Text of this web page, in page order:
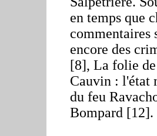
en temps que
commentaires
encore des
[8], La folie de
Cauvin : l'état
du feu
Bompard [12].